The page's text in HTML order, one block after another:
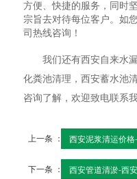
方便、快捷的服务，同时
宗旨去对待每位客户。如
司热线咨询！
我们还有西安自来水
化粪池清理，西安蓄水池
咨询了解，欢迎致电联系
上一条 ： 西安泥浆清运价格
下一条 ： 西安管道清淤-西